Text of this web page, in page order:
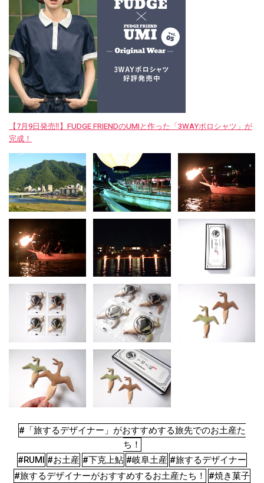
【7月9日発売‼︎】FUDGE FRIENDのUMIと作った「3WAYポロシャツ」が
完成！
#「旅するデザイナー」がおすすめする旅先でのお土産た
ち！
#RUMI #お土産 #下克上鮎 #岐阜土産 #旅するデザイナー
#旅するデザイナーがおすすめするお土産たち！ #焼き菓子